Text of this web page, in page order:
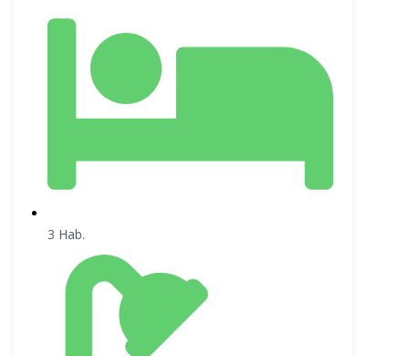
3 Hab.